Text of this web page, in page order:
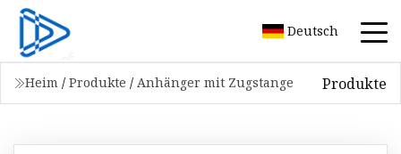
Deutsch
Heim / Produkte / Anhänger mit Zugstange Produkte